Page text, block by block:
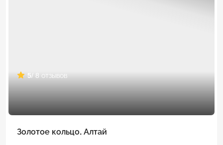
5/ 8 отзывов
Золотое кольцо. Алтай